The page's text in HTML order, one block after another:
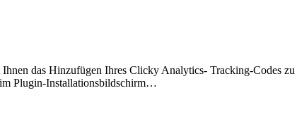
das Hinzufügen Ihres Clicky Analytics- Tracking-Codes
Plugin-Installationsbildschirm…